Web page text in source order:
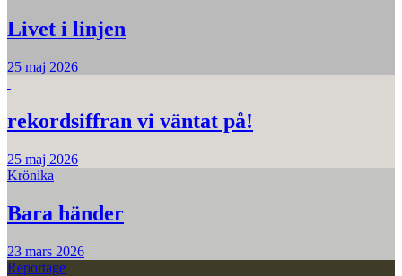
Livet i linjen
25 maj 2026
rekordsiffran vi väntat på!
25 maj 2026
Krönika
Bara händer
23 mars 2026
Reportage